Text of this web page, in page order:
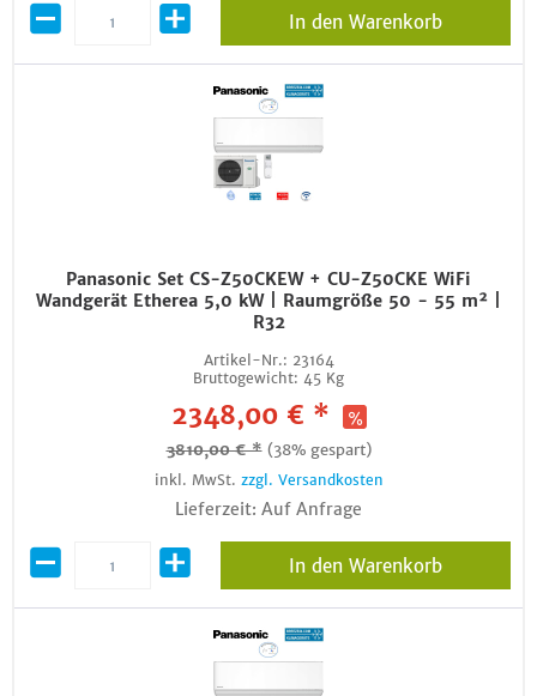
In den Warenkorb
Panasonic Set CS-Z50CKEW + CU-Z50CKE WiFi
Wandgerät Etherea 5,0 kW | Raumgröße 50 - 55 m² |
R32
Artikel-Nr.: 23164
Bruttogewicht: 45 Kg
2348,00 € *
3810,00 € * (38% gespart)
inkl. MwSt. zzgl. Versandkosten
Lieferzeit: Auf Anfrage
In den Warenkorb